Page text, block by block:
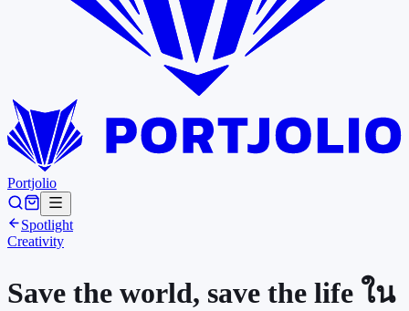
Portjolio
Spotlight
Creativity
Save the world, save the life ใน